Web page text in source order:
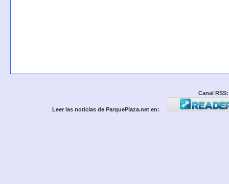
Canal RSS:
Leer las noticias de ParquePlaza.net en: